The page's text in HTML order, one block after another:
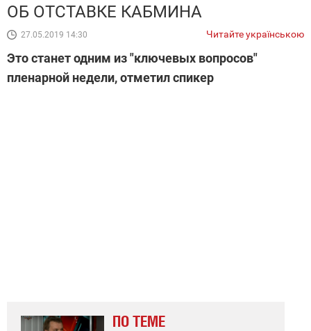
ОБ ОТСТАВКЕ КАБМИНА
27.05.2019 14:30 Читайте українською
Это станет одним из "ключевых вопросов"
пленарной недели, отметил спикер
ПО ТЕМЕ